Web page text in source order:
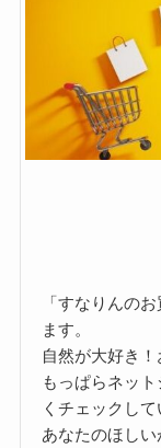
「すなりんの
ます。
自然が大好き！
もっぱらネッ
くチェックして
あなたのほし